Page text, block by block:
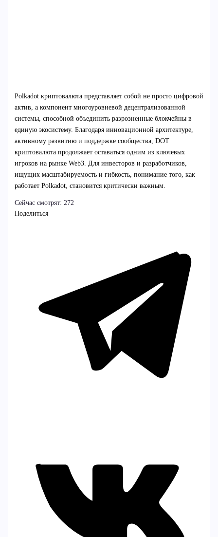
Polkadot криптовалюта представляет собой не просто цифровой
актив, а компонент многоуровневой децентрализованной
системы, способной объединить разрозненные блокчейны в
единую экосистему. Благодаря инновационной архитектуре,
активному развитию и поддержке сообщества, DOT
криптовалюта продолжает оставаться одним из ключевых
игроков на рынке Web3. Для инвесторов и разработчиков,
ищущих масштабируемость и гибкость, понимание того, как
работает Polkadot, становится критически важным.
Сейчас смотрят: 272
Поделиться